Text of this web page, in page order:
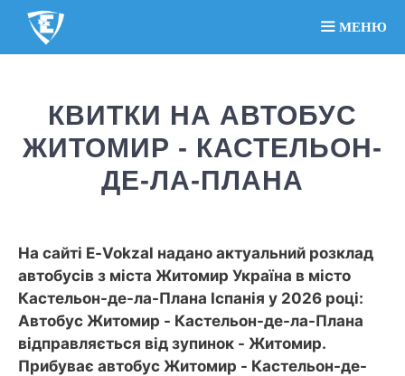
МЕНЮ
КВИТКИ НА АВТОБУС
ЖИТОМИР - КАСТЕЛЬОН-
ДЕ-ЛА-ПЛАНА
На сайті E-Vokzal надано актуальний розклад
автобусів з міста Житомир Україна в місто
Кастельон-де-ла-Плана Іспанія у 2026 році:
Автобус Житомир - Кастельон-де-ла-Плана
відправляється від зупинок - Житомир.
Прибуває автобус Житомир - Кастельон-де-